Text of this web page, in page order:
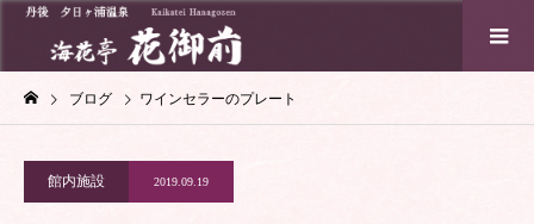
ブログ ワインセラーのプレート
館内施設 2019.09.19